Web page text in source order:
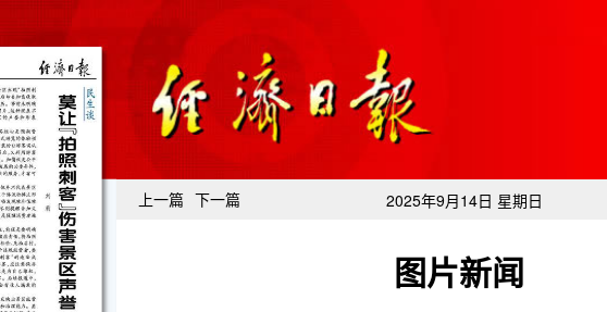
上一篇 下一篇 2025年9月14日 星期日
图片新闻